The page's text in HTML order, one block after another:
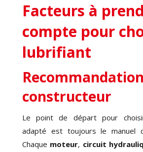
Facteurs à
compte pour
lubrifiant
constructeur
Le point de départ pour
adapté est toujours le manuel
Chaque moteur, circuit